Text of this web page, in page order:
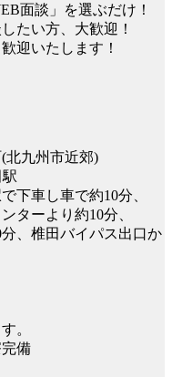
面談」を選ぶだけ！
たい方、大歓迎！
迎いたします！
北九州市近郊)
下車し車で約10分、
ターより約10分、
、椎田バイパス出口か
。
備